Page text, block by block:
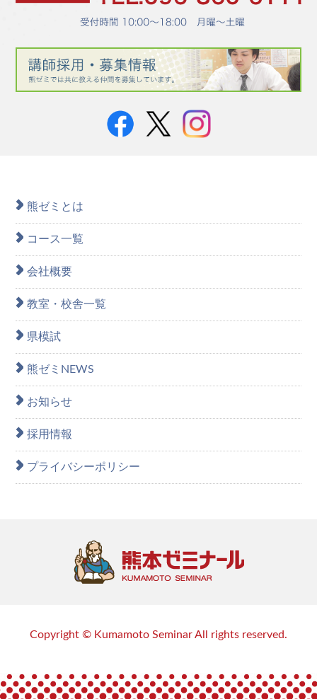
熊ゼミとは
コース一覧
会社概要
教室・校舎一覧
県模試
熊ゼミNEWS
お知らせ
採用情報
プライバシーポリシー
Copyright © Kumamoto Seminar All rights reserved.